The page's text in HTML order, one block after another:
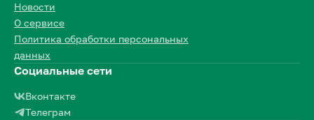
Новости
О сервисе
Политика обработки персональных
данных
Социальные сети
Вконтакте
Телеграм